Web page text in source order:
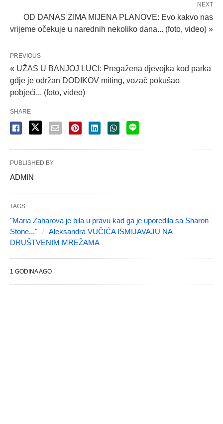
NEXT
OD DANAS ZIMA MIJENA PLANOVE: Evo kakvo nas
vrijeme očekuje u narednih nekoliko dana... (foto, video) »
PREVIOUS
« UŽAS U BANJOJ LUCI: Pregažena djevojka kod parka
gdje je održan DODIKOV miting, vozač pokušao
pobjeći... (foto, video)
SHARE
PUBLISHED BY
ADMlN
TAGS:
"Maria Zaharova je bila u pravu kad ga je uporedila sa Sharon
Stone..."
Aleksandra VUČIĆA ISMIJAVAJU NA
DRUŠTVENIM MREŽAMA
1 GODINA AGO